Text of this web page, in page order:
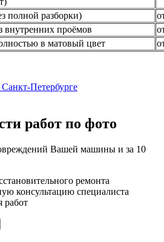
полной разборки)
внутренних проёмов
в матовый цвет
Петербурге
работ по фото
Вашей машины и за 10
ремонта
консультацию специалиста
работ